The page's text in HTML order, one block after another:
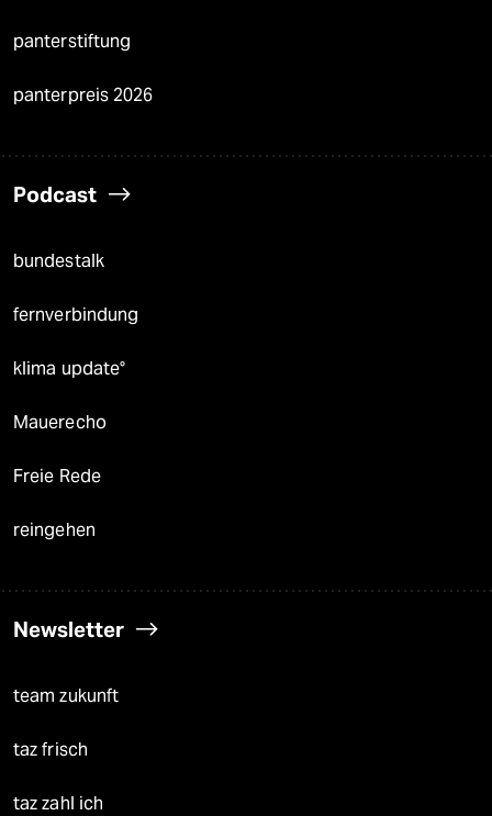
panterstiftung
panterpreis 2026
Podcast
bundestalk
fernverbindung
klima update°
Mauerecho
Freie Rede
reingehen
Newsletter
team zukunft
taz frisch
taz zahl ich